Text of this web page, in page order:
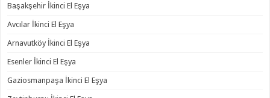
Başakşehir İkinci El Eşya
Avcılar İkinci El Eşya
Arnavutköy İkinci El Eşya
Esenler İkinci El Eşya
Gaziosmanpaşa İkinci El Eşya